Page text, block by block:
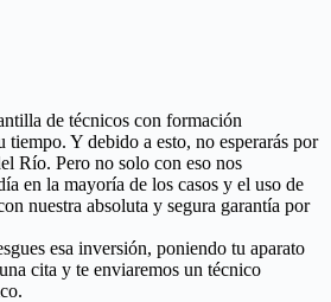
de técnicos con formación
Y debido a esto, no esperarás por
Río. Pero no solo con eso nos
en la mayoría de los casos y el uso de
nuestra absoluta y segura garantía por
esa inversión, poniendo tu aparato
cita y te enviaremos un técnico